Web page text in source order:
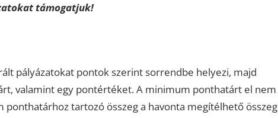
támogatjuk!
pályázatokat pontok szerint sorrendbe helyezi, majd
valamint egy pontértéket. A minimum ponthatárt el nem
tartozó összeg a havonta megítélhető összeg